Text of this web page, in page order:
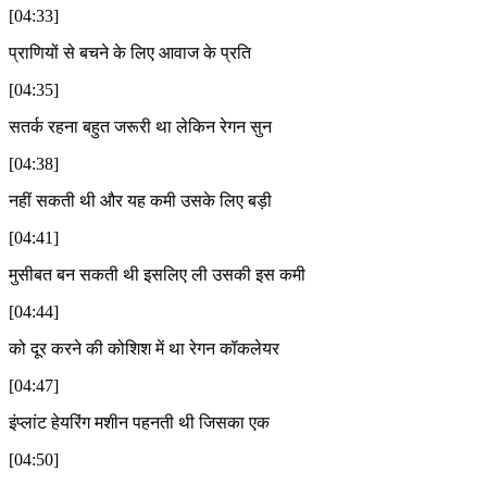
[04:33]
प्राणियों से बचने के लिए आवाज के प्रति
[04:35]
सतर्क रहना बहुत जरूरी था लेकिन रेगन सुन
[04:38]
नहीं सकती थी और यह कमी उसके लिए बड़ी
[04:41]
मुसीबत बन सकती थी इसलिए ली उसकी इस कमी
[04:44]
को दूर करने की कोशिश में था रेगन कॉकलेयर
[04:47]
इंप्लांट हेयरिंग मशीन पहनती थी जिसका एक
[04:50]